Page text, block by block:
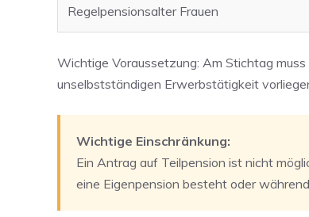
Regelpensionsalter Frauen
Wichtige Voraussetzung: Am Stichtag
unselbstständigen Erwerbstätigkeit
Wichtige Einschränkung:
Ein Antrag auf Teilpension ist nicht
eine Eigenpension besteht oder